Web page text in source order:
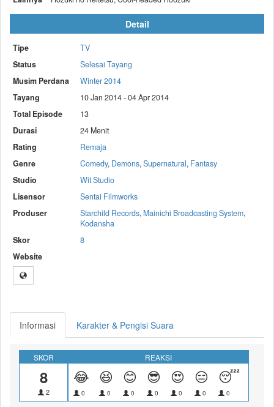
Detail
Tipe
TV
Status
Selesai Tayang
Musim Perdana
Winter 2014
Tayang
10 Jan 2014 - 04 Apr 2014
Total Episode
13
Durasi
24 Menit
Rating
Remaja
Genre
Comedy, Demons,Supernatural, Fantasy
Studio
Wit Studio
Lisensor
Sentai Filmworks
Produser
Starchild Records, Mainichi Broadcasting System,
Kodansha
Skor
8
Website
Informasi Karakter & Pengisi Suara
SKOR
8
2
REAKSI
😂
0
😆
0
😊
0
😎
0
😍
0
😑
0
😴
0